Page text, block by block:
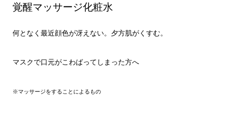
覚醒マッサージ化粧水
何となく最近顔色が冴えない。夕方肌がくすむ。
マスクで口元がこわばってしまった方へ
※マッサージをすることによるもの